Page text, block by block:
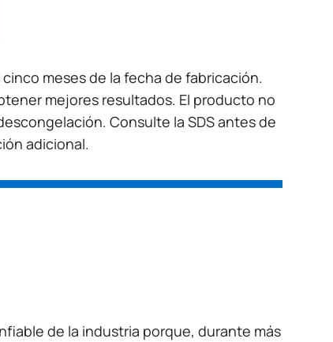
meses de la fecha de fabricación.
mejores resultados. El producto no
Consulte la SDS antes de
adicional.
de la industria porque, durante más